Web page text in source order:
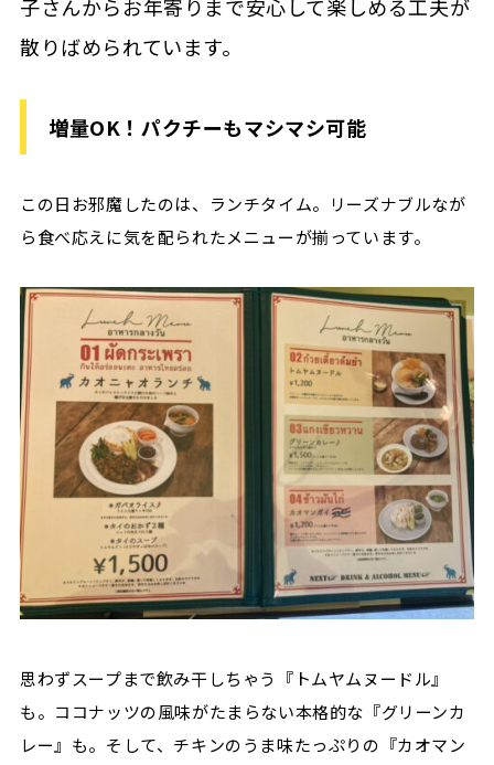
子さんからお年寄りまで安心して楽しめる工夫が
散りばめられています。
増量OK！パクチーもマシマシ可能
この日お邪魔したのは、ランチタイム。リーズナブルなが
ら食べ応えに気を配られたメニューが揃っています。
思わずスープまで飲み干しちゃう『トムヤムヌードル』
も。ココナッツの風味がたまらない本格的な『グリーンカ
レー』も。そして、チキンのうま味たっぷりの『カオマン